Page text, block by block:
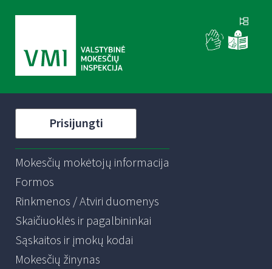
Prisijungti
Mokesčių mokėtojų informacija
Formos
Rinkmenos / Atviri duomenys
Skaičiuoklės ir pagalbininkai
Sąskaitos ir įmokų kodai
Mokesčių žinynas